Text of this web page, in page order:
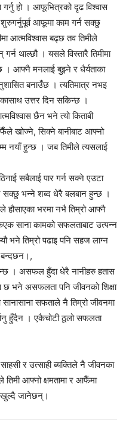
हो । आफूभित्रको दृढ विश्वास
आफूमा काम गर्न सक्छु
आत्मविश्वास बढ्छ तव तिमीले
थाल्छौ । यसले विस्तारै तिमीमा
। आफ्नै मनलाई बुझ्ने र धैर्यताका
बनाउँछ । त्यतिमात्र नभइ
उत्तर दिन सकिन्छ ।
छैन भने त्यो किताबी
खोज्ने, सिक्ने बानीबाट आफ्नो
नयाँ हुन्छ । जब तिमीले त्यसलाई
सबैलाई पार गर्न सक्ने एउटा
सक्छु भन्ने शब्द धेरै बलबान हुन्छ ।
भरमा नभै तिम्रो आफ्नै
साना कामको सफलताबाट उत्पन्न
भने तिम्रो पढाइ पनि सहज लाग्न
बन्दछन।,
। असफल हुँदा धेरै नानीहरु हतास
छ भने असफलता पनि जीवनको शिक्षा
सफताले नै तिम्रो जीवनमा
हुँदैन । एकैचोटी ठूलो सफलता
र उत्साही ब्यक्तिले नै जीवनका
आफ्नो क्षमतामा र आफैँमा
खुल्दै जानेछन्।